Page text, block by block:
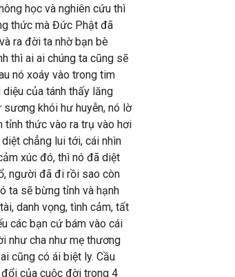
học và nghiên cứu thì
thức mà Đức Phật đã
ra đời ta nhờ bạn bè
thì ai ai chúng ta cũng sẽ
nó xoáy vào trong tim
của tánh thấy lăng
khói hư huyễn, nó lờ
tỉnh thức vào ra trụ vào hơi
chẳng lui tới, cái nhìn
xúc đó, thì nó đã diệt
người đã đi rồi sao còn
ta sẽ bừng tỉnh và hạnh
danh vọng, tình cảm, tất
các bạn cứ bám vào cái
như cha như mẹ thương
cũng có ái biệt ly. Cầu
của cuộc đời trong 4